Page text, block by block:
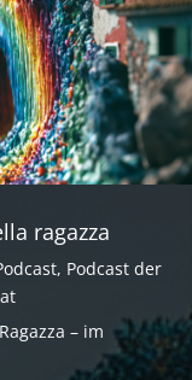
ragazza
, Podcast der
– im